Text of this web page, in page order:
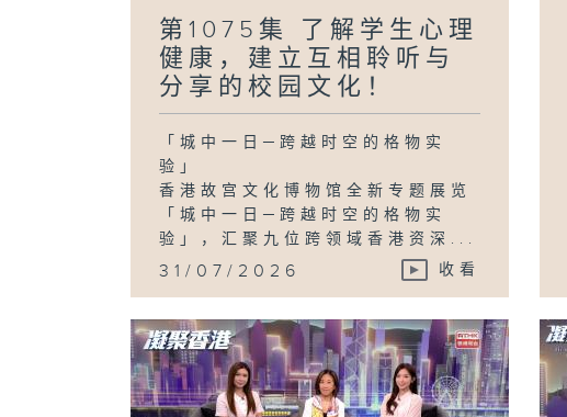
第1075集 了解学生心理
健康，建立互相聆听与
分享的校园文化！
「城中一日─跨越时空的格物实
验」
香港故宫文化博物馆全新专题展览
「城中一日─跨越时空的格物实
验」，汇聚九位跨领域香港资深...
31/07/2026 收看